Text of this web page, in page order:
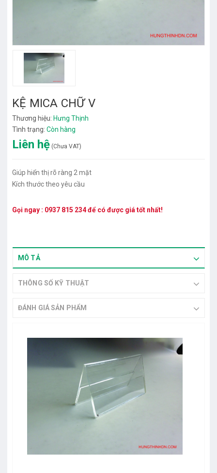
KỆ MICA CHỮ V
Thương hiệu: Hưng Thịnh
Tình trạng: Còn hàng
Liên hệ (Chưa VAT)
Giúp hiển thị rõ ràng 2 mặt
Kích thước theo yêu cầu
Gọi ngay : 0937 815 234để có được giá tốt nhất!
MÔ TẢ
THÔNG SỐ KỸ THUẬT
ĐÁNH GIÁ SẢN PHẨM